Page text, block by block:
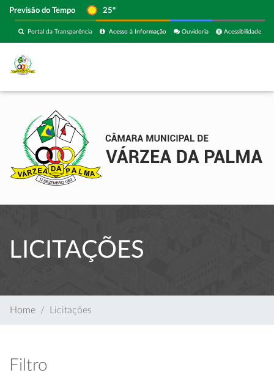
Previsão do Tempo 25º
Acessibilidade
Ouvidoria
Acesso à Informação
Portal da Transparência
LICITAÇÕES
Home Licitações
Filtro